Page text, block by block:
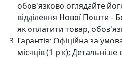
обов'язково оглядайте
відділення Нової Пошти -
як оплатити товар,
Гарантія: Офіційна за
місяців (1 рік); Детальніше